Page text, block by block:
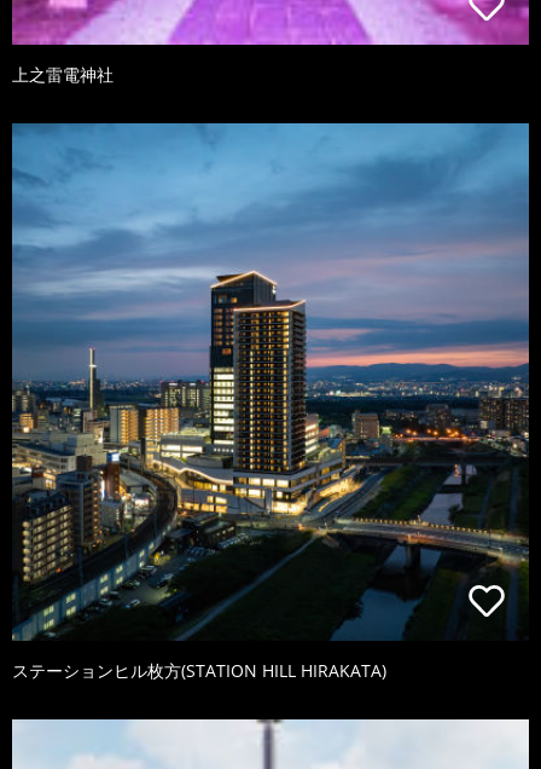
上之雷電神社
ステーションヒル枚方(STATION HILL HIRAKATA)